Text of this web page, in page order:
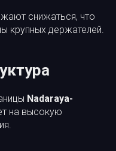
снижаться, что
крупных держателей.
Nadaraya-
на высокую